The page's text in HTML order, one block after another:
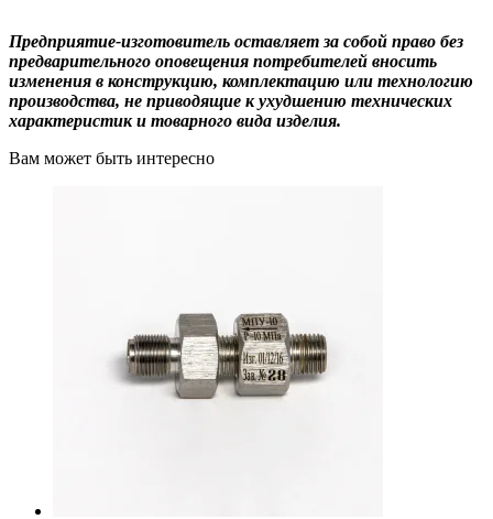
Предприятие-изготовитель оставляет за собой право без
предварительного оповещения потребителей вносить
изменения в конструкцию, комплектацию или технологию
производства, не приводящие к ухудшению технических
характеристик и товарного вида изделия.
Вам может быть интересно